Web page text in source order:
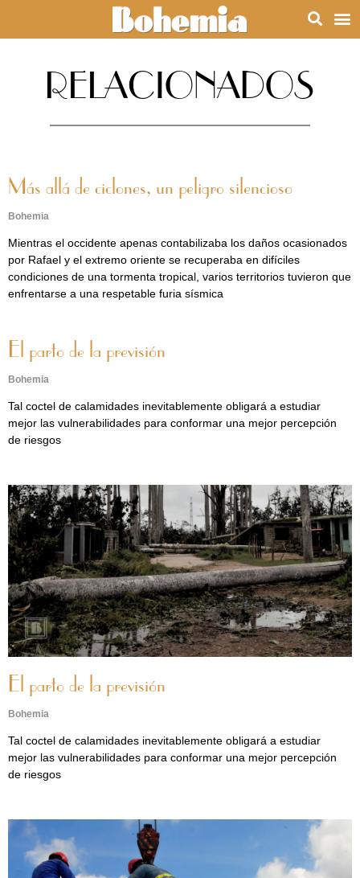
RELACIONADOS
Más allá de ciclones, un peligro silencioso
Bohemia
Mientras el occidente apenas contabilizaba los daños ocasionados
por Rafael y el extremo oriente se recuperaba en difíciles
condiciones de una tormenta tropical, varios territorios tuvieron que
enfrentarse a una respetable furia sísmica
El parto de la previsión
Bohemia
Tal coctel de calamidades inevitablemente obligará a estudiar
mejor las vulnerabilidades para conformar una mejor percepción
de riesgos
El parto de la previsión
Bohemia
Tal coctel de calamidades inevitablemente obligará a estudiar
mejor las vulnerabilidades para conformar una mejor percepción
de riesgos